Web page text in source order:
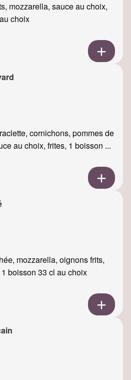
mozzarella, sauce au choix,
choix
cornichons, pommes de
au choix, frites, 1 boisson ...
mozzarella, oignons frits,
boisson 33 cl au choix